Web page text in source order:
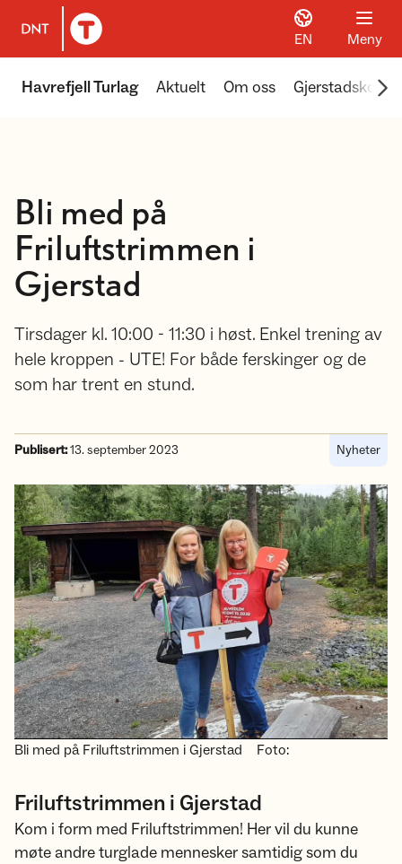
Til DNT.no forside
EN Meny
Havrefjell Turlag Aktuelt Om oss
Bli med på
Friluftstrimmen i
Gjerstad
Tirsdager kl. 10:00 - 11:30 i høst. Enkel trening av
hele kroppen - UTE! For både ferskinger og de
som har trent en stund.
Publisert:13. september 2023 Nyheter
Bli med på Friluftstrimmen i Gjerstad Foto:
Friluftstrimmen i Gjerstad
Kom i form med Friluftstrimmen! Her vil du kunne
møte andre turglade mennesker samtidig som du